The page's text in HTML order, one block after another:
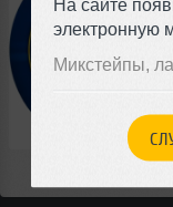
На сайте
электронную
Микстейпы,